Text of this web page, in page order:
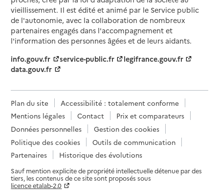
vieillissement. Il est édité et animé par le Service public
de l'autonomie, avec la collaboration de nombreux
partenaires engagés dans l'accompagnement et
l'information des personnes âgées et de leurs aidants.
info.gouv.fr
service-public.fr
legifrance.gouv.fr
data.gouv.fr
Plan du site
Accessibilité : totalement conforme
Mentions légales
Contact
Prix et comparateurs
Données personnelles
Gestion des cookies
Politique des cookies
Outils de communication
Partenaires
Historique des évolutions
Sauf mention explicite de propriété intellectuelle détenue par des
tiers, les contenus de ce site sont proposés sous
licence etalab-2.0